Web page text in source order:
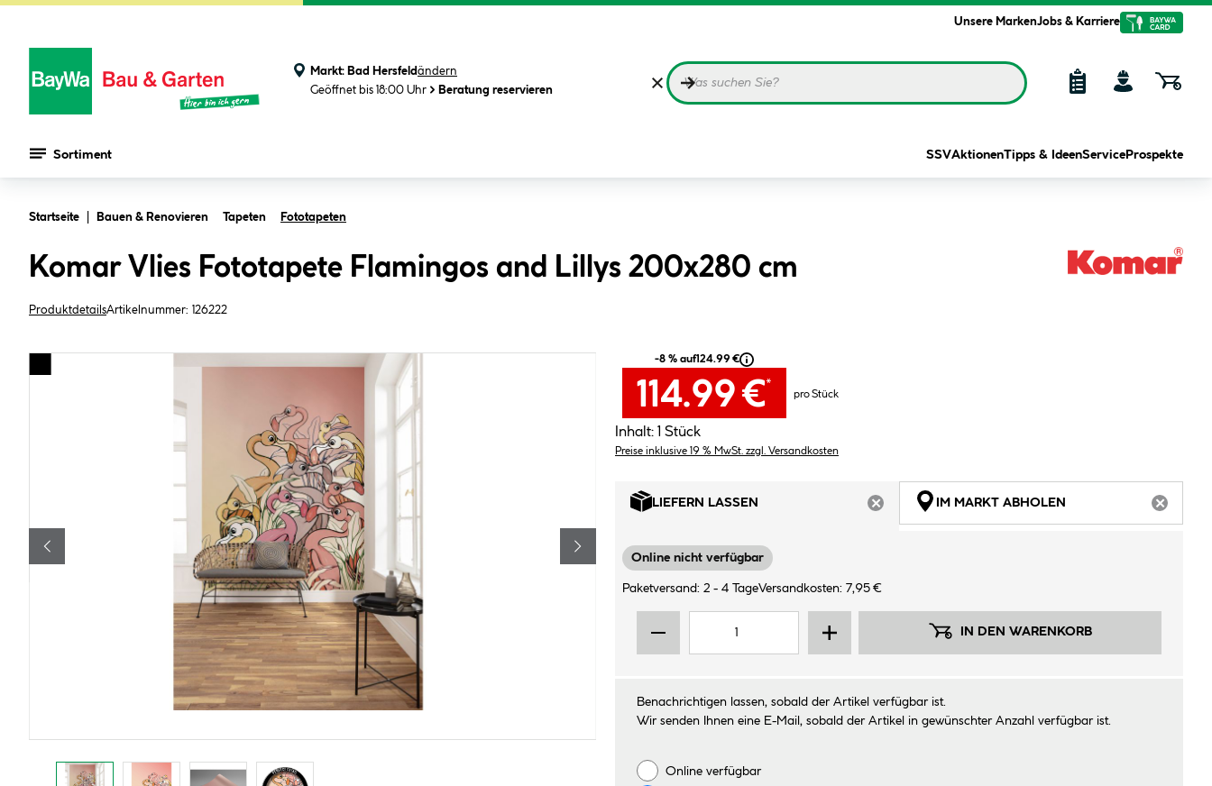
Unsere MarkenJobs & Karriere
Markt: Bad Hersfeldändern
Geöffnet bis 18:00 Uhr
Beratung reservieren
Sortiment SSVAktionenTipps & IdeenService Prospekte
Startseite Bauen & Renovieren Tapeten Fototapeten
Komar Vlies Fototapete Flamingos and Lillys 200x280 cm
ProduktdetailsArtikelnummer: 126222
-8 % auf124.99 €
114.99 €*
pro Stück
Inhalt: 1 Stück
Preise inklusive 19 % MwSt. zzgl. Versandkosten
LIEFERN LASSEN
ARTIKEL NICHT VERFÜGBAR
IM MARKT ABHOLEN
Online nicht verfügbar
Paketversand: 2 - 4 TageVersandkosten: 7,95 €
IN DEN WARENKORB
Benachrichtigen lassen, sobald der Artikel verfügbar ist.
Wir senden Ihnen eine E-Mail, sobald der Artikel in gewünschter Anzahl verfügbar ist.
Online verfügbar